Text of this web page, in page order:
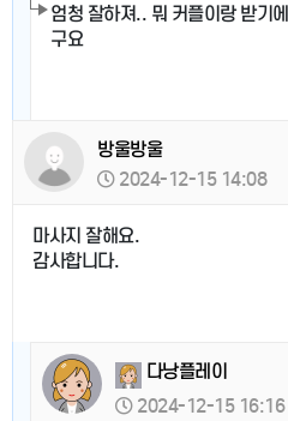
엄청 잘하져.. 뭐 커플이랑 받기
구요
방울방울
2024-12-15 14:08
마사지 잘해요.
감사합니다.
다낭플레이
2024-12-15 16:16